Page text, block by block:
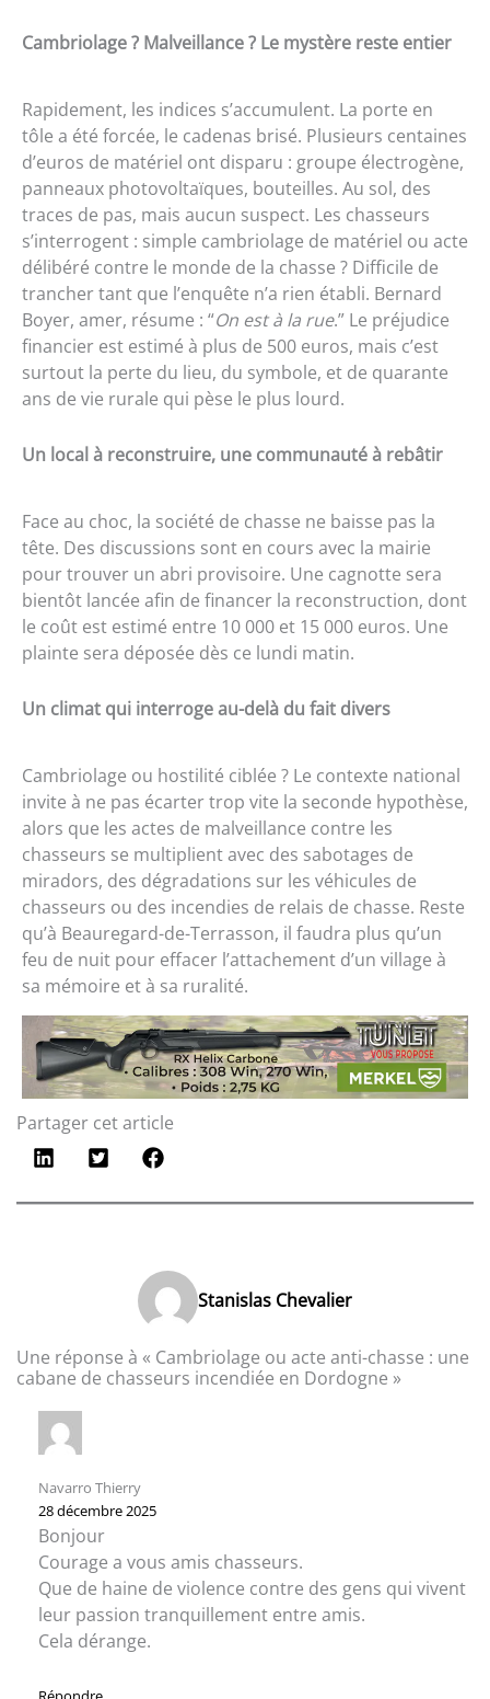
Cambriolage ? Malveillance ? Le mystère reste entier
Rapidement, les indices s’accumulent. La porte en
tôle a été forcée, le cadenas brisé. Plusieurs centaines
d’euros de matériel ont disparu : groupe électrogène,
panneaux photovoltaïques, bouteilles. Au sol, des
traces de pas, mais aucun suspect. Les chasseurs
s’interrogent : simple cambriolage de matériel ou acte
délibéré contre le monde de la chasse ? Difficile de
trancher tant que l’enquête n’a rien établi. Bernard
Boyer, amer, résume : “On est à la rue.” Le préjudice
financier est estimé à plus de 500 euros, mais c’est
surtout la perte du lieu, du symbole, et de quarante
ans de vie rurale qui pèse le plus lourd.
Un local à reconstruire, une communauté à rebâtir
Face au choc, la société de chasse ne baisse pas la
tête. Des discussions sont en cours avec la mairie
pour trouver un abri provisoire. Une cagnotte sera
bientôt lancée afin de financer la reconstruction, dont
le coût est estimé entre 10 000 et 15 000 euros. Une
plainte sera déposée dès ce lundi matin.
Un climat qui interroge au-delà du fait divers
Cambriolage ou hostilité ciblée ? Le contexte national
invite à ne pas écarter trop vite la seconde hypothèse,
alors que les actes de malveillance contre les
chasseurs se multiplient avec des sabotages de
miradors, des dégradations sur les véhicules de
chasseurs ou des incendies de relais de chasse. Reste
qu’à Beauregard-de-Terrasson, il faudra plus qu’un
feu de nuit pour effacer l’attachement d’un village à
sa mémoire et à sa ruralité.
Partager cet article
Stanislas Chevalier
Une réponse à « Cambriolage ou acte anti-chasse : une
cabane de chasseurs incendiée en Dordogne »
Navarro Thierry
28 décembre 2025
Bonjour
Courage a vous amis chasseurs.
Que de haine de violence contre des gens qui vivent
leur passion tranquillement entre amis.
Cela dérange.